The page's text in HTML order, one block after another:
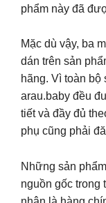
phẩm này đã
Mặc dù vậy, ba
dán trên sản
hãng. Vì toàn bộ
arau.baby đều
tiết và đầy đủ
phụ cũng phải
Những sản
nguồn gốc